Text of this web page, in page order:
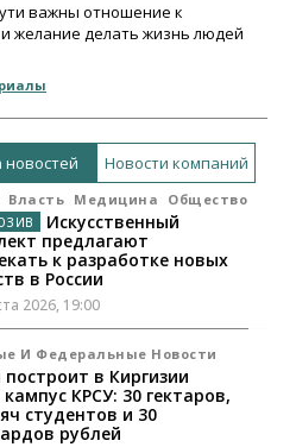
важны отношение к
желание делать жизнь людей
новостей Новости компаний
Власть Медицина Общество
Искусственный
предлагают
к разработке новых
в России
2026, 19:00
И Федеральные Новости
построит в Киргизии
КРСУ: 30 гектаров,
студентов и 30
рублей